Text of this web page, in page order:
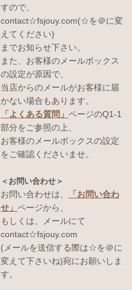
すので、
contact☆fsjouy.com(☆を＠に変
えてください)
までお知らせ下さい。
また、お客様のメールボックス
の設定が原因で、
当店からのメールがお客様に届
かない場合もあります。
「よくある質問」 ページのQ1-1
部分をご参照の上、
お客様のメールボックスの設定
をご確認くださいませ。
＜お問い合わせ＞
お問い合わせは、
「お問い合わ
せ」 ページから、
もしくは、メールにて
contact☆fsjouy.com
(メールを送信する際は☆を＠に
変えて下さいね)宛にお願いしま
す。